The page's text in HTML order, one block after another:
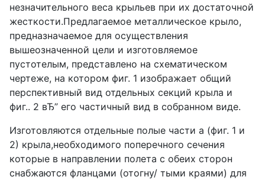
незначительного веса крыльев при их достаточной
жесткости.Предлагаемое металлическое крыло,
предназначаемое для осуществления
вышеозначенной цели и изготовляемое
пустотелым, представлено на схематическом
чертеже, на котором фиг. 1 изображает общий
перспективный вид отдельных секций крыла и
фиг.. 2 вЂ” его частичный вид в собранном виде.
Изготовляются отдельные полые части а (фиг. 1 и
2) крыла,необходимого поперечного сечения
которые в направлении полета с обеих сторон
снабжаются фланцами (отогну/ тыми краями) для